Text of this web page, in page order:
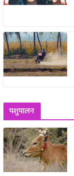
पशुपालन